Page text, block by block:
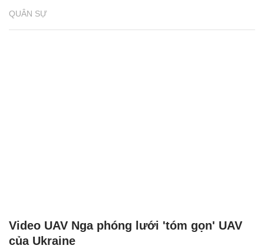
QUÂN SỰ
Video UAV Nga phóng lưới 'tóm gọn' UAV
của Ukraine